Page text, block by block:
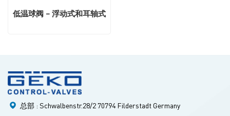
低温球阀 – 浮动式和耳轴式
总部 : Schwalbenstr.28/2 70794 Filderstadt Germany